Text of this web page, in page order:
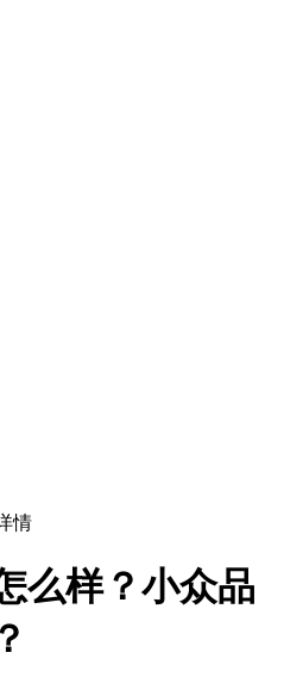
情
么样？小众品